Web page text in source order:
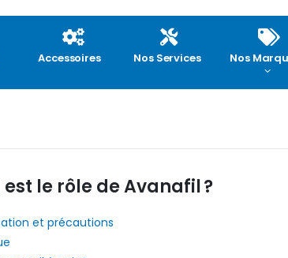
Accessoires Nos Services Nos
le rôle de Avanafil ?
et précautions